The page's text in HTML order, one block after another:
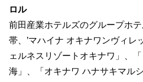
ロル
前田産業ホテルズのグループホ
帯、’マハイナ オキナワンヴィレ
ェルネスリゾートオキナワ」、
海」、「オキナワ ハナサキマル